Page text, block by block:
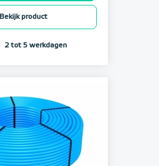
Bekijk product
2 tot 5 werkdagen